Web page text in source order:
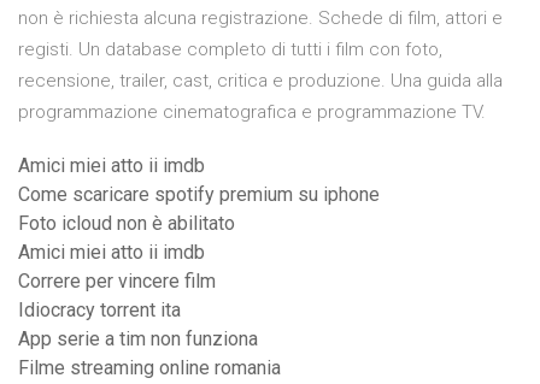
non è richiesta alcuna registrazione. Schede di film, attori e
registi. Un database completo di tutti i film con foto,
recensione, trailer, cast, critica e produzione. Una guida alla
programmazione cinematografica e programmazione TV.
Amici miei atto ii imdb
Come scaricare spotify premium su iphone
Foto icloud non è abilitato
Amici miei atto ii imdb
Correre per vincere film
Idiocracy torrent ita
App serie a tim non funziona
Filme streaming online romania